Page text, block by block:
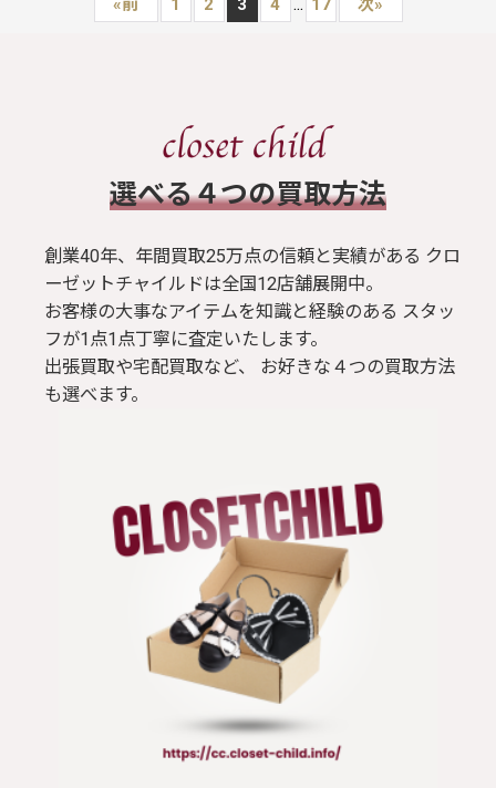
«前 1 2 3 4 17 次»
​選べる４つの買取方法
創業40年、年間買取25万点の信頼と実績がある クロ
ーゼットチャイルドは全国12店舗展開中。
お客様の大事なアイテムを知識と経験のある スタッ
フが1点1点丁寧に査定いたします。
出張買取や宅配買取など、 お好きな４つの買取方法
も選べます。